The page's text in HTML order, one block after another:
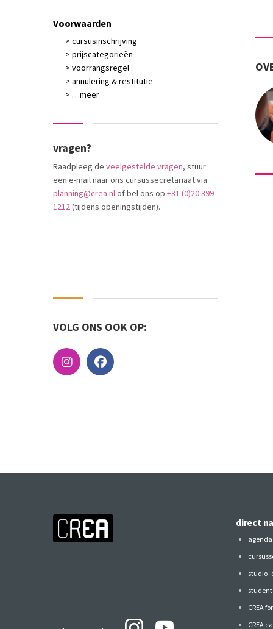
Voorwaarden
> cursusinschrijving
> prijscategorieën
> voorrangsregel
> annulering & restitutie
> …meer
vragen?
Raadpleeg de veelgestelde vragen, stuur
een e-mail naar ons cursussecretariaat via
planning@crea.nlof bel ons op +31 (0)20 399
1212(tijdens openingstijden).
VOLG ONS OOK OP:
direct
agenda
studio-
CREA
CREA